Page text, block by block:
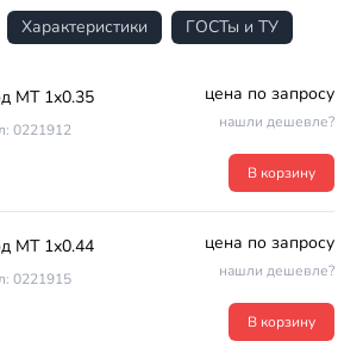
Характеристики ГОСТы и ТУ
МТ 1х0.35
0221912
цена по запросу
нашли дешевле?
В корзину
МТ 1х0.44
0221915
цена по запросу
нашли дешевле?
В корзину